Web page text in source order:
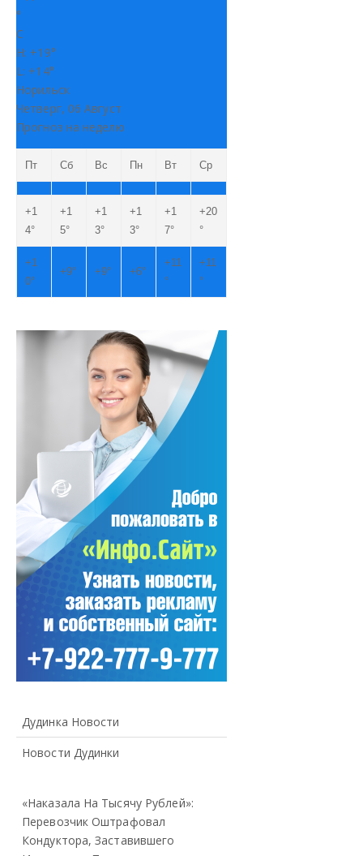
°
C
H: +19°
L: +14°
Норильск
Четверг, 06 Август
Прогноз на неделю
Пт Сб Вс Пн Вт Ср
+1
4°
+1
5°
+1
3°
+1
3°
+1
7°
+20
°
+1
0°
+9° +9° +6°
+11
°
+11
°
Дудинка Новости
Новости Дудинки
«Наказала На Тысячу Рублей»:
Перевозчик Оштрафовал
Кондуктора, Заставившего